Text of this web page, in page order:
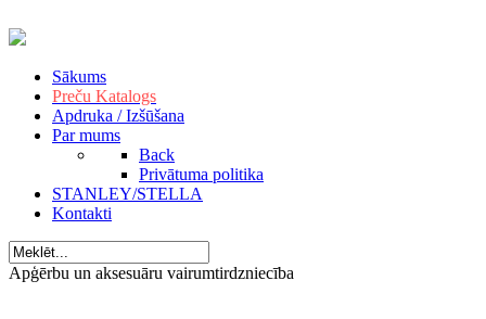
Sākums
Preču Katalogs
Apdruka / Izšūšana
Par mums
Back
Privātuma politika
STANLEY/STELLA
Kontakti
Apģērbu un aksesuāru vairumtirdzniecība